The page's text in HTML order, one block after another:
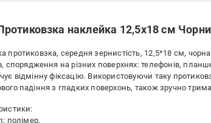
наклейка 12,5x18 см
протиковзка, середня зернистість, 12,5*18 см,
спорядження на різних поверхнях: телефонів,
відмінну фіксацію. Використовуючи таку
падіння з гладких поверхонь, також зручно
полімер,